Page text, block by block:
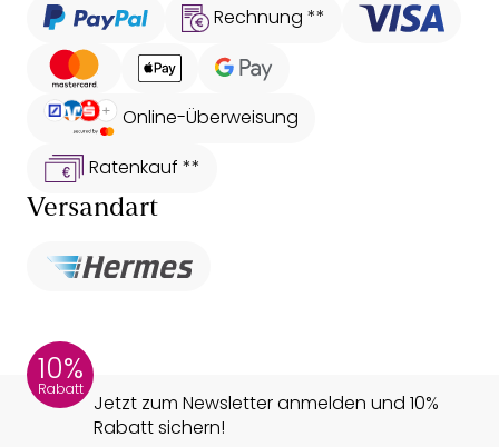
Rechnung **
Online-Überweisung
Ratenkauf **
Versandart
10%
Rabatt
Jetzt zum Newsletter anmelden und 10%
Rabatt sichern!